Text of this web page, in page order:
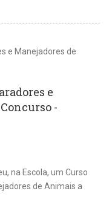
e
-
na Escola, um Curso
de Animais a